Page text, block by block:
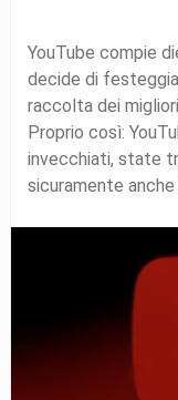
YouTube compie
decide di
raccolta dei
Proprio così:
invecchiati, state
sicuramente anche